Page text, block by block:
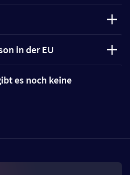
in der EU
es noch keine